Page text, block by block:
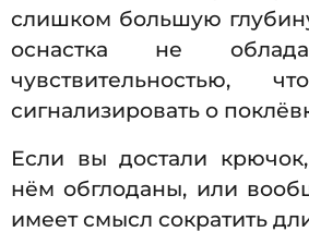
слишком большую
оснастка не
чувствительностью,
сигнализировать о
Если вы достали
нём обглоданы, или
имеет смысл сократить